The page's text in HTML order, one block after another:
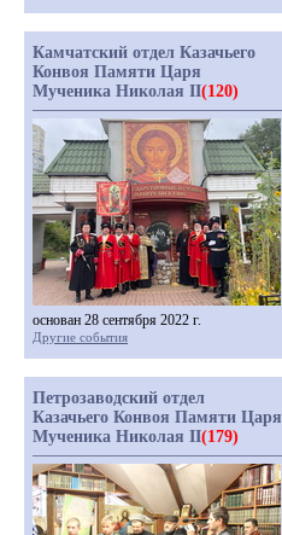
Камчатский отдел Казачьего
Конвоя Памяти Царя
Мученика Николая II(120)
основан 28 сентября 2022 г.
Другие события
Петрозаводский отдел
Казачьего Конвоя Памяти Царя
Мученика Николая II(179)